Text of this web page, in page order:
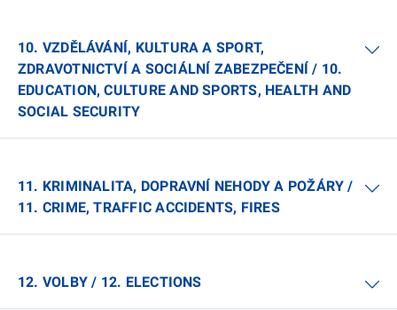
10. VZDĚLÁVÁNÍ, KULTURA A SPORT,
ZDRAVOTNICTVÍ A SOCIÁLNÍ ZABEZPEČENÍ / 10.
EDUCATION, CULTURE AND SPORTS, HEALTH AND
SOCIAL SECURITY
11. KRIMINALITA, DOPRAVNÍ NEHODY A POŽÁRY /
11. CRIME, TRAFFIC ACCIDENTS, FIRES
12. VOLBY / 12. ELECTIONS